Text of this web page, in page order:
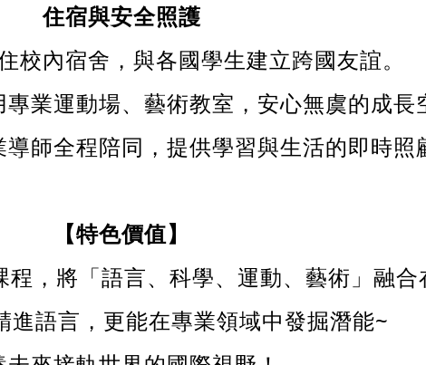
住宿與安全照護
校內宿舍，與各國學生建立跨國友誼。
業運動場、藝術教室，安心無虞的成長
導師全程陪同，提供學習與生活的即時照
【特色價值】
，將「語言、科學、運動、藝術」融合
進語言，更能在專業領域中發掘潛能~